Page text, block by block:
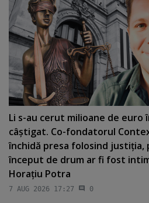
Li s-au cerut milioane de euro
câştigat. Co-fondatorul
închidă presa folosind
început de drum ar fi fost
Horaţiu Potra
7 AUG 2026 17:27 0